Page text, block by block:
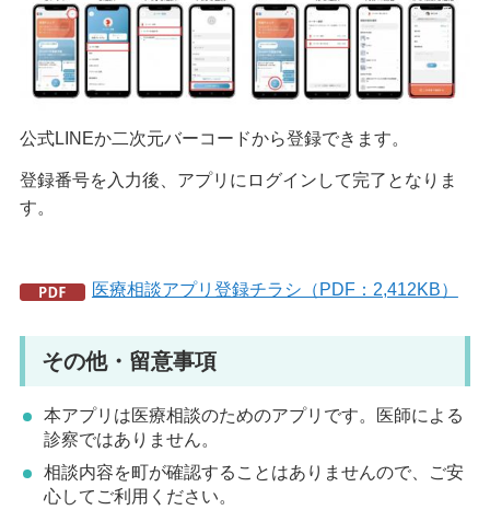
公式LINEか二次元バーコードから登録できます。
登録番号を入力後、アプリにログインして完了となりま
す。
医療相談アプリ登録チラシ（PDF：2,412KB）
その他・留意事項
本アプリは医療相談のためのアプリです。医師による
診察ではありません。
相談内容を町が確認することはありませんので、ご安
心してご利用ください。